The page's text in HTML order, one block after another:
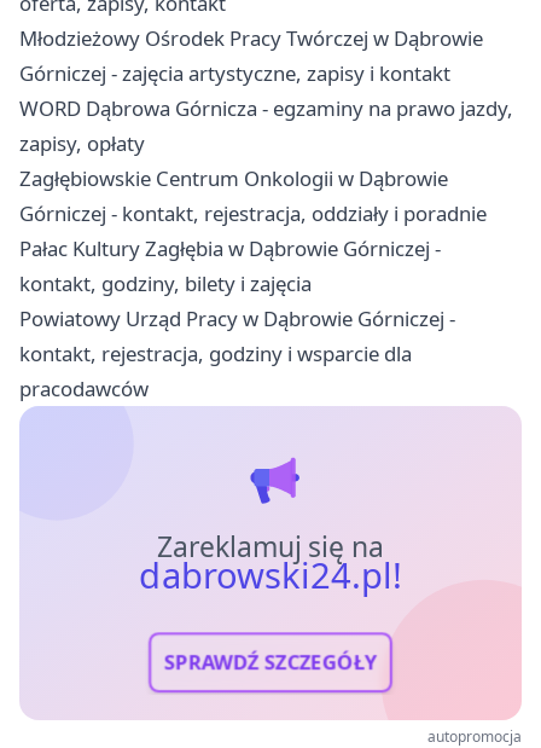
Młodzieżowy Ośrodek Pracy Twórczej w Dąbrowie
Górniczej - zajęcia artystyczne, zapisy i kontakt
WORD Dąbrowa Górnicza - egzaminy na prawo jazdy,
zapisy, opłaty
Zagłębiowskie Centrum Onkologii w Dąbrowie
Górniczej - kontakt, rejestracja, oddziały i poradnie
Pałac Kultury Zagłębia w Dąbrowie Górniczej -
kontakt, godziny, bilety i zajęcia
Powiatowy Urząd Pracy w Dąbrowie Górniczej -
kontakt, rejestracja, godziny i wsparcie dla
pracodawców
Zareklamuj się na
dabrowski24.pl!
SPRAWDŹ SZCZEGÓŁY
autopromocja